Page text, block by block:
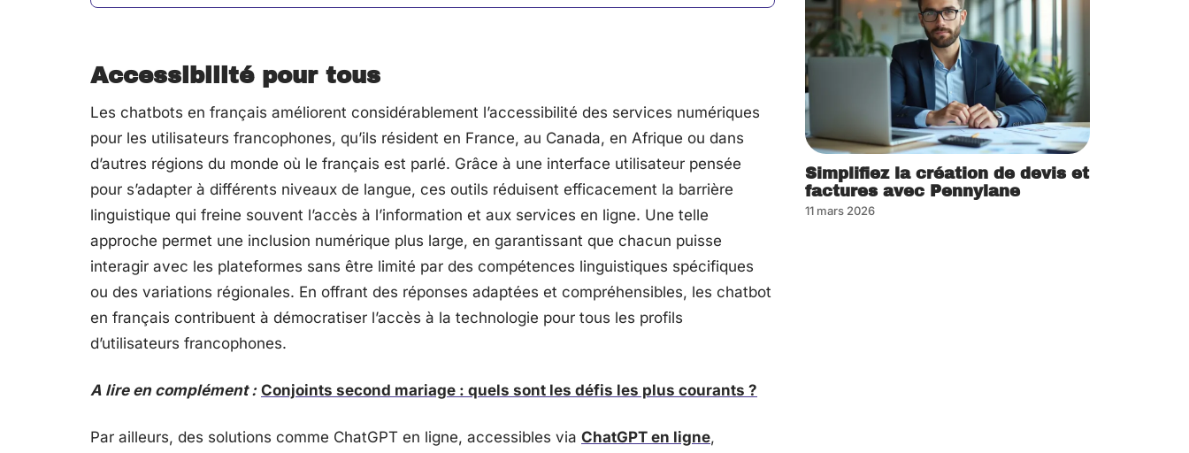
Accessibilité pour tous
Les chatbots en français améliorent considérablement l’accessibilité des services numériques
pour les utilisateurs francophones, qu’ils résident en France, au Canada, en Afrique ou dans
d’autres régions du monde où le français est parlé. Grâce à une interface utilisateur pensée
pour s’adapter à différents niveaux de langue, ces outils réduisent efficacement la barrière
linguistique qui freine souvent l’accès à l’information et aux services en ligne. Une telle
approche permet une inclusion numérique plus large, en garantissant que chacun puisse
interagir avec les plateformes sans être limité par des compétences linguistiques spécifiques
ou des variations régionales. En offrant des réponses adaptées et compréhensibles, les chatbot
en français contribuent à démocratiser l’accès à la technologie pour tous les profils
d’utilisateurs francophones.
A lire en complément : Conjoints second mariage : quels sont les défis les plus courants ?
Par ailleurs, des solutions comme ChatGPT en ligne, accessibles via ChatGPT en ligne,
Simplifiez la création de devis et
factures avec Pennylane
11 mars 2026